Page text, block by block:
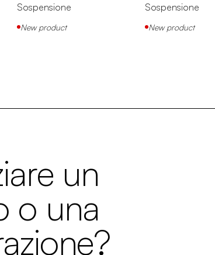
Sospensione
New product
Sospensione
New product
un
o una